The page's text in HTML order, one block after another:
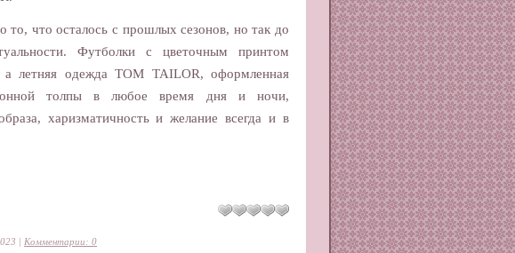
что осталось с прошлых сезонов, но так до
Футболки с цветочным принтом
а летняя одежда TOM TAILOR, оформленная
толпы в любое время дня и ночи,
харизматичность и желание всегда и в
| Комментарии: 0